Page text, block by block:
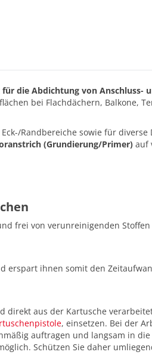
für die Abdichtung von Anschluss-
bei Flachdächern, Balkone,
Randbereiche sowie für
(Grundierung/Primer) auf
frei von verunreinigenden
erspart ihnen somit den
direkt aus der Kartusche
, einsetzen. Bei der
auftragen und langsam in
Schützen Sie daher